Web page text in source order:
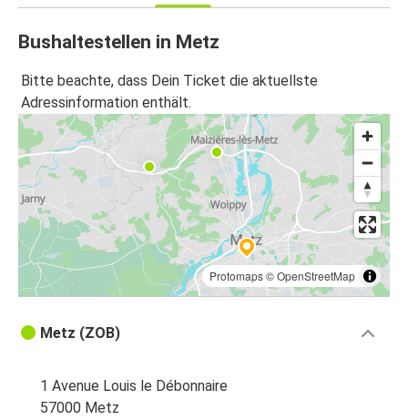
Bushaltestellen in Metz
Bitte beachte, dass Dein Ticket die aktuellste
Adressinformation enthält.
Protomaps©OpenStreetMap
Metz (ZOB)
1 Avenue Louis le Débonnaire
57000 Metz